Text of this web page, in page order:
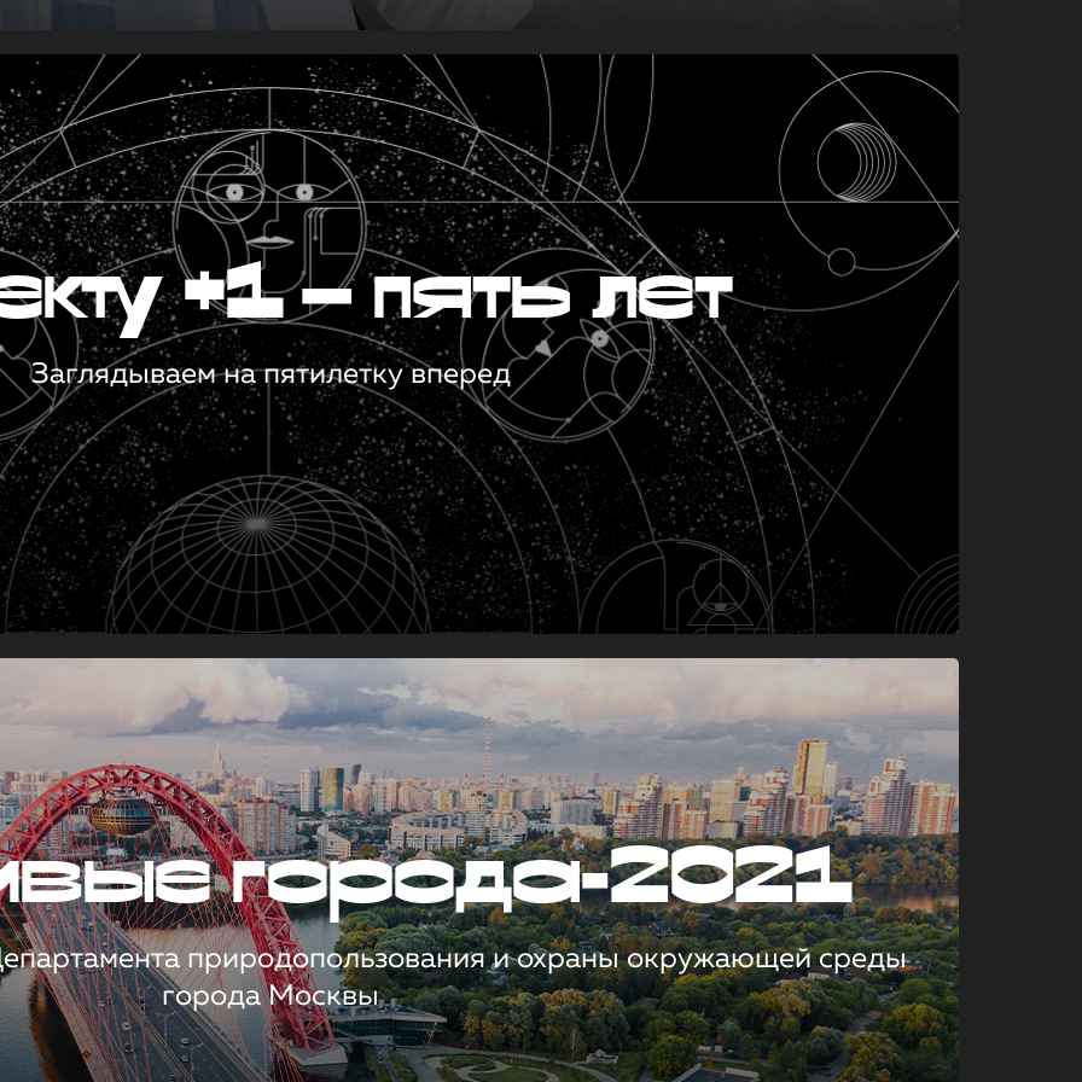
+1 — пять лет
Заглядываем на пятилетку вперед
города-2021
природопользования и охраны окружающей среды
города Москвы